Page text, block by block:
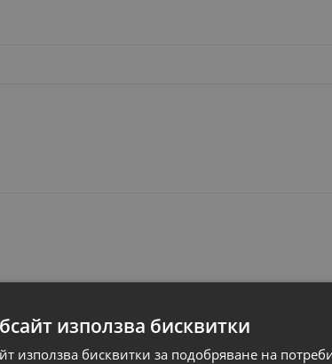
използва бисквитки
използва бисквитки за подобряване на